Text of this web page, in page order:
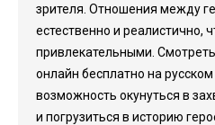
зрителя. Отношения между
естественно и реалистично,
привлекательными.
онлайн бесплатно на
возможность окунуться в
и погрузиться в историю